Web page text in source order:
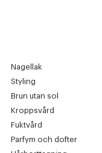
Nagellak
Styling
Brun utan sol
Kroppsvård
Fuktvård
Parfym och dofter